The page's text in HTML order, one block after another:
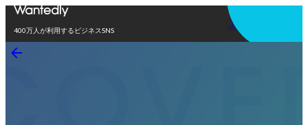
400万人が利用するビジネスSNS
アプリを使う